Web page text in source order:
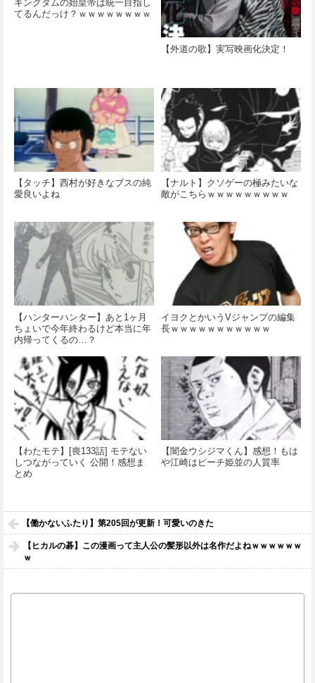
キングダムの始皇帝は統一目指し
てるんだっけ？ｗｗｗｗｗｗｗｗ
【外道の歌】実写映画化決定！
【タッチ】西村が好きなブスの純
愛良いよね
【ナルト】クソゲーの極みたいな
敵がこちらｗｗｗｗｗｗｗｗｗ
【ハンターハンター】あと1ヶ月
ちょいで今年終わるけど本当に年
内帰ってくるの…？
イヨクとかいうVジャンプの編集
長ｗｗｗｗｗｗｗｗｗｗｗ
【わたモテ】[喪133話] モテない
しつながっていく 公開！感想ま
とめ
【闇金ウシジマくん】感想！もは
や江崎はピーチ姫並の人質率
【働かないふたり】第205回が更新！可愛いのきた
【ヒカルの碁】この漫画って主人公の髪形以外は名作だよねｗｗｗｗｗｗ
ｗ